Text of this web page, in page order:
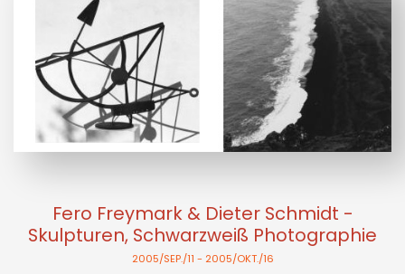
Fero Freymark & Dieter Schmidt -
Skulpturen, Schwarzweiß Photographie
2005/SEP./11 - 2005/OKT./16